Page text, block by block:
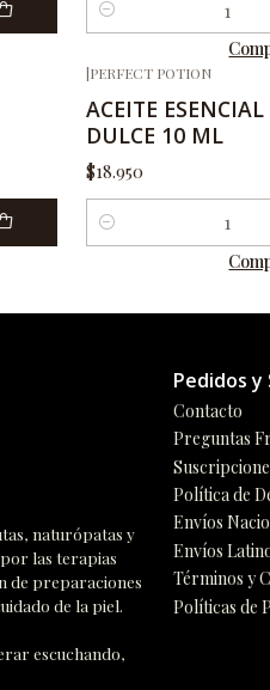
Cantidad
|PERFECT POTION
ACEITE
DULCE 10 ML
$18.950
Cantidad
naturópatas y
por las terapias
de preparaciones
de la piel.
escuchando,
Pedidos
Contacto
Preguntas
Política de
Envíos
Envíos
Términos y
Políticas de